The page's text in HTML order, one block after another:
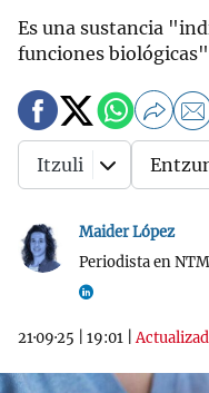
Es una sustancia
funciones biológicas"
Maider López
Periodista en NTM
21·09·25 19:01 |
Itzuli